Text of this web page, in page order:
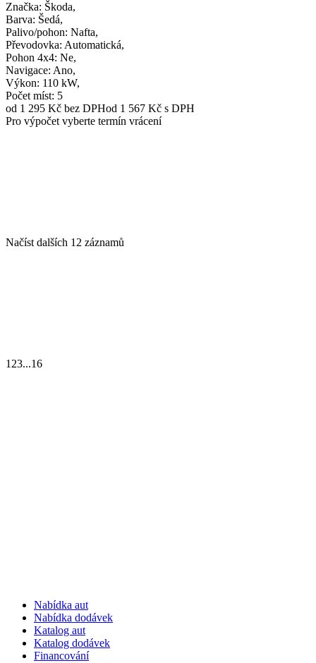
Značka: Škoda,
Barva: Šedá,
Palivo/pohon: Nafta,
Převodovka: Automatická,
Pohon 4x4: Ne,
Navigace: Ano,
Výkon: 110 kW,
Počet míst: 5
od 1 295 Kč bez DPHod 1 567 Kč s DPH
Pro výpočet vyberte termín vrácení
Načíst dalších 12 záznamů
1 23...16
Nabídka aut
Nabídka dodávek
Katalog aut
Katalog dodávek
Financování